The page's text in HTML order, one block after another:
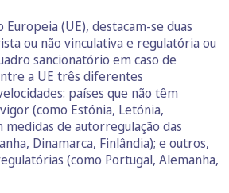
(UE), destacam-se duas
ou não vinculativa e regulatória ou
sancionatório em caso de
a UE três diferentes
países que não têm
(como Estónia, Letónia,
medidas de autorregulação das
Dinamarca, Finlândia); e outros,
(como Portugal, Alemanha,